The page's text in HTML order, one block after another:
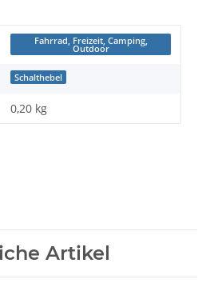
Fahrrad, Freizeit, Camping,
Outdoor
Schalthebel
0,20 kg
Artikel